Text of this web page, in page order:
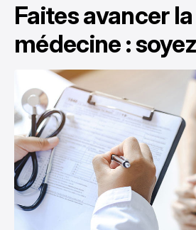
Faites avancer la
médecine :